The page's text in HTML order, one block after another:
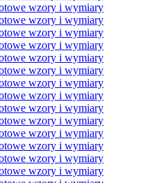
wzory i wymiary
wzory i wymiary
wzory i wymiary
wzory i wymiary
wzory i wymiary
wzory i wymiary
wzory i wymiary
wzory i wymiary
wzory i wymiary
wzory i wymiary
wzory i wymiary
wzory i wymiary
wzory i wymiary
wzory i wymiary